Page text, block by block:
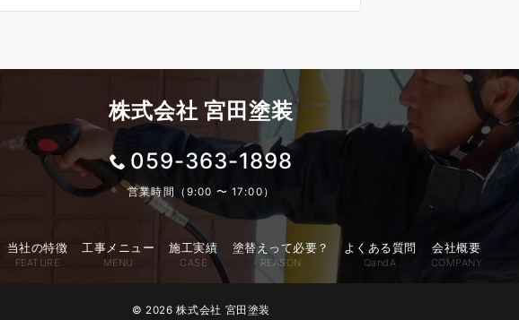
株式会社 宮田塗装
059-363-1898
営業時間（9:00 〜 17:00）
当社の特徴
FEATURE
工事メニュー
MENU
施工実績
CASE
塗替えって必要？
REASON
よくある質問
QandA
会社概要
COMPANY
© 2026株式会社 宮田塗装